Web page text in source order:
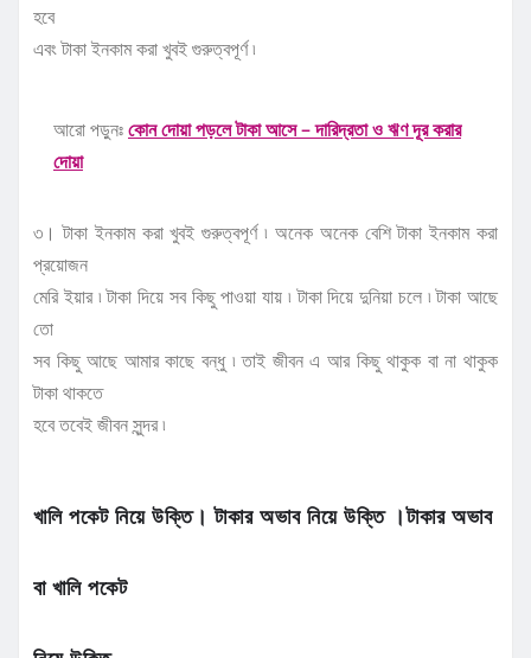
হবে
এবং টাকা ইনকাম করা খুবই গুরুত্বপূর্ণ ৷
আরো পড়ুনঃকোন দোয়া পড়লে টাকা আসে – দারিদ্রতা ও ঋণ দূর করার
দোয়া
৩। টাকা ইনকাম করা খুবই গুরুত্বপূর্ণ ৷ অনেক অনেক বেশি টাকা ইনকাম করা
প্রয়োজন
মেরি ইয়ার ৷ টাকা দিয়ে সব কিছু পাওয়া যায় ৷ টাকা দিয়ে দুনিয়া চলে ৷ টাকা আছে
তো
সব কিছু আছে আমার কাছে বন্ধু ৷ তাই জীবন এ আর কিছু থাকুক বা না থাকুক
টাকা থাকতে
হবে তবেই জীবন সুন্দর ৷
খালি পকেট নিয়ে উক্তি। টাকার অভাব নিয়ে উক্তি ।টাকার অভাব
বা খালি পকেট